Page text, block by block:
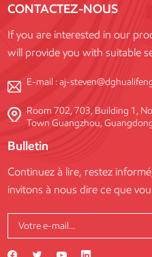
CONTACTEZ-NOUS
If you are interested in our
will provide you with suitable
E-mail :aj-
Room 702, 703, Building 1,
Town Guangzhou,
Bulletin
Continuez à lire, restez
invitons à nous dire ce que